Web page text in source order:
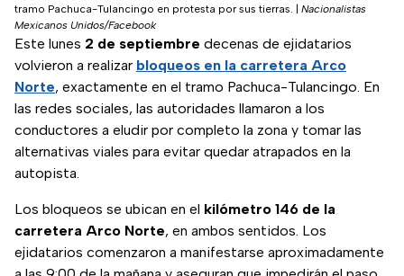
tramo Pachuca-Tulancingo en protesta por sus tierras.
Nacionalistas
Mexicanos Unidos/Facebook
Este lunes 2 de septiembre decenas de ejidatarios
volvieron a realizar bloqueos en la carretera Arco
Norte, exactamente en el tramo Pachuca-Tulancingo. En
las redes sociales, las autoridades llamaron a los
conductores a eludir por completo la zona y tomar las
alternativas viales para evitar quedar atrapados en la
autopista.
Los bloqueos se ubican en el kilómetro 146 de la
carretera Arco Norte, en ambos sentidos. Los
ejidatarios comenzaron a manifestarse aproximadamente